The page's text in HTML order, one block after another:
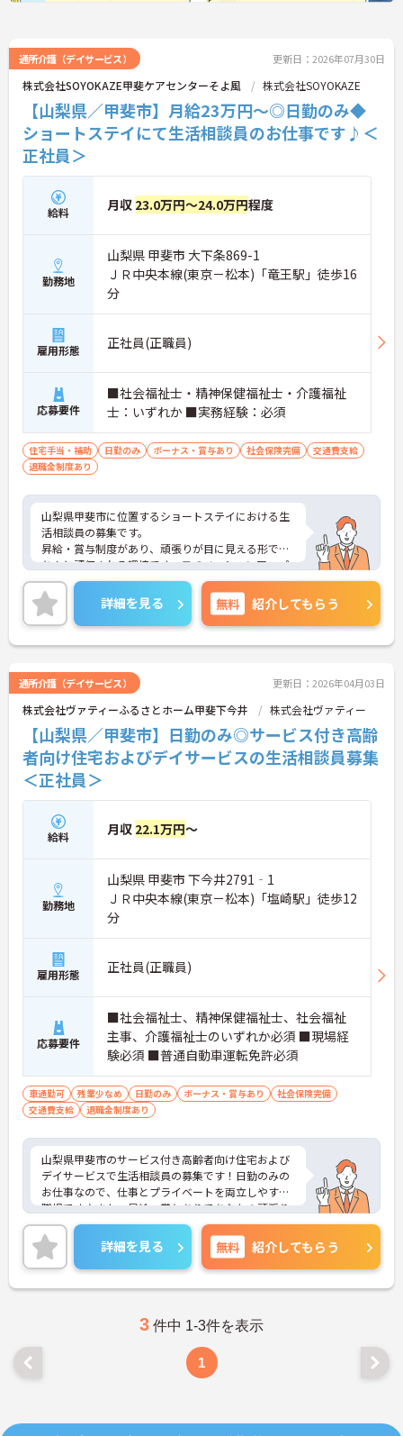
通所介護（デイサービス） 更新日：2026年07月30日
株式会社SOYOKAZE甲斐ケアセンターそよ風 株式会社SOYOKAZE
【山梨県／甲斐市】月給23万円～◎日勤のみ◆
ショートステイにて生活相談員のお仕事です♪＜
正社員＞
給料 月収 23.0万円～24.0万円程度
勤務地
山梨県 甲斐市 大下条869-1
ＪＲ中央本線(東京－松本)「竜王駅」徒歩16
分
雇用形態 正社員(正職員)
応募要件
■社会福祉士・精神保健福祉士・介護福祉
士：いずれか ■実務経験：必須
住宅手当・補助 日勤のみ ボーナス・賞与あり 社会保険完備
交通費支給
退職金制度あり
山梨県甲斐市に位置するショートステイにおける生
活相談員の募集です。
昇給・賞与制度があり、頑張りが目に見える形でき
ちんと評価される環境です。モチベーションアップ
につながります。資格や経験を活かしながらご勤務
いただける環境です。
ご興味のある方には、面接対策ポイントなど、さら
に詳細をご案内しますのでお気軽にご相談くださ
い！
詳細を見る 無料 紹介してもらう
通所介護（デイサービス） 更新日：2026年04月03日
株式会社ヴァティーふるさとホーム甲斐下今井 株式会社ヴァティー
【山梨県／甲斐市】日勤のみ◎サービス付き高齢
者向け住宅およびデイサービスの生活相談員募集
＜正社員＞
給料 月収 22.1万円～
勤務地
山梨県 甲斐市 下今井2791‐1
ＪＲ中央本線(東京－松本)「塩崎駅」徒歩12
分
雇用形態 正社員(正職員)
応募要件
■社会福祉士、精神保健福祉士、社会福祉
主事、介護福祉士のいずれか必須 ■現場経
験必須 ■普通自動車運転免許必須
車通勤可 残業少なめ 日勤のみ ボーナス・賞与あり
社会保険完備
交通費支給
退職金制度あり
山梨県甲斐市のサービス付き高齢者向け住宅および
デイサービスで生活相談員の募集です！日勤のみの
お仕事なので、仕事とプライベートを両立しやすい
職場です♪また、昇給・賞与ありであなたの頑張り
がしっかり評価されます◎ご興味のある方は、面接
ポイントをお伝えしますので、お気軽にご連絡くだ
さい。
詳細を見る 無料 紹介してもらう
3 件中 1-3件を表示
1